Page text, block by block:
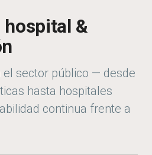
&
el sector público — desde
hasta hospitales
continua frente a